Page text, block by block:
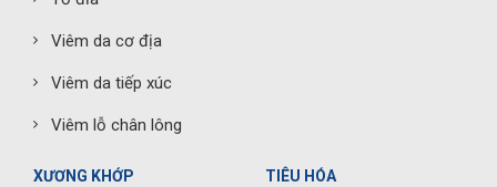
Viêm da cơ địa
Viêm da tiếp xúc
Viêm lỗ chân lông
XƯƠNG KHỚP TIÊU HÓA